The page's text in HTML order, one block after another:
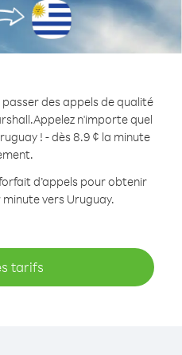
des appels de qualité
Appelez n'importe quel
! - dès 8.9 ¢ la minute
d’appels pour obtenir
vers Uruguay.
tarifs